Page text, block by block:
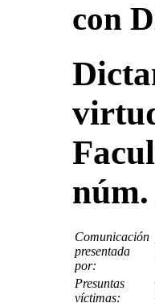
con
Comunicación
presentada
por:
Presuntas
víctimas: